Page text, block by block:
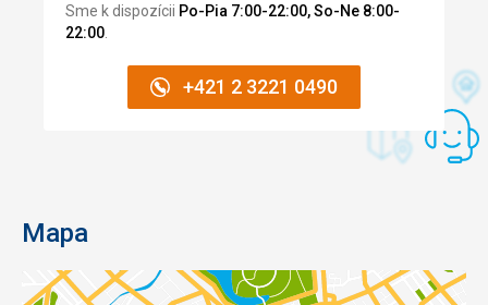
Sme k dispozícii Po-Pia 7:00-22:00, So-Ne 8:00-
22:00
+421 2 3221 0490
Mapa